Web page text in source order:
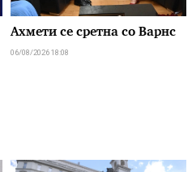
Ахмети се сретна со Варнс
06/08/2026 18:08